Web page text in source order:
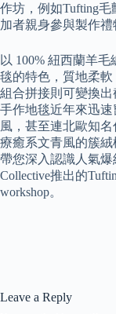
作坊，例如Tufting
加者親身參與製作禮
以 100% 紐西蘭羊
毯的特色，質地柔
組合拼接則可變換
手作地毯近年來迅
風，甚至連北歐知
療癒系文青風的簇絨
帶您深入認識人氣
Collective推出的
workshop。
Leave a Reply